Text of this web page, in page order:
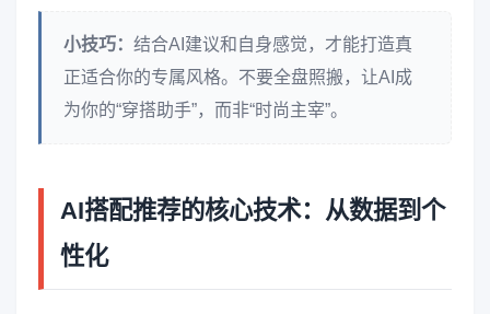
小技巧： 结合AI建议和自身感觉，才能打造真
正适合你的专属风格。不要全盘照搬，让AI成
为你的“穿搭助手”，而非“时尚主宰”。
AI搭配推荐的核心技术：从数据到个
性化